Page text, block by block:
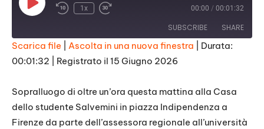
Play
Episode
1x 00:00 / 00:01:32
SUBSCRIBE SHARE
SHARE
EMBED
Scarica file Ascolta in una nuova finestra
Durata:
00:01:32
Registrato il 15 Giugno 2026
Sopralluogo di oltre un’ora questa mattina alla Casa
dello studente Salvemini in piazza Indipendenza a
Firenze da parte dell’assessora regionale all’università